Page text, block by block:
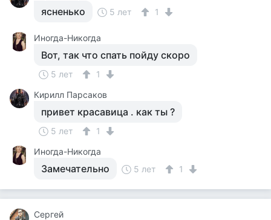
ясненько 5 лет 1
Иногда-Никогда
Вот, так что спать пойду скоро
5 лет
1
Кирилл Парсаков
привет красавица . как ты ?
5 лет
1
Иногда-Никогда
Замечательно 5 лет 1
Сергей